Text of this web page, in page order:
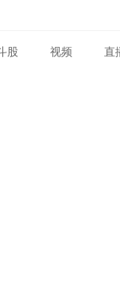
股 视频 直